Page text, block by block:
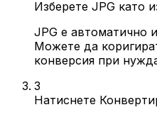
Изберете JPG като
JPG е автоматично
Можете да
конверсия при
3
Натиснете